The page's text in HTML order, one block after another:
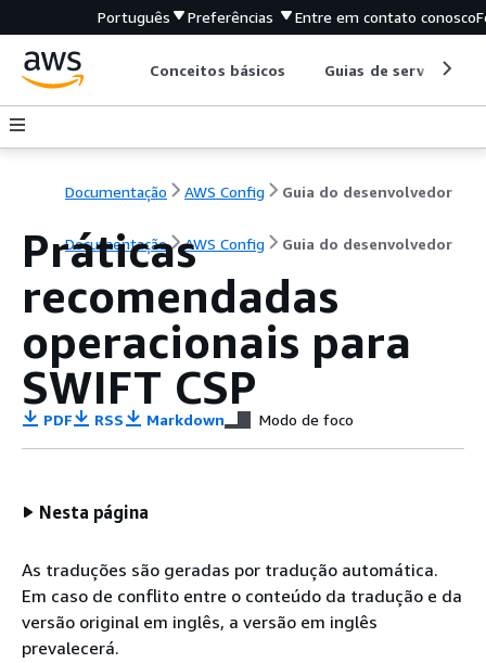
Português Preferências Entre em contato conosco
Conceitos básicos Guias de serviço
Documentação AWS Config Guia do desenvolvedor
Documentação AWS Config Guia do desenvolvedor
Práticas
recomendadas
operacionais para
SWIFT CSP
PDF RSS Markdown Modo de foco
Nesta página
As traduções são geradas por tradução automática.
Em caso de conflito entre o conteúdo da tradução e da
versão original em inglês, a versão em inglês
prevalecerá.